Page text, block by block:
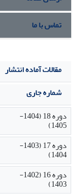
تماس با ما
مقالات آماده انتشار
شماره جاری
دوره 18 (1404-
1405)
دوره 17 (1403-
1404)
دوره 16 (1402-
1403)